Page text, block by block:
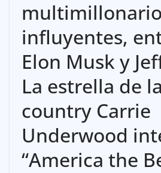
influyentes,
Elon Musk y
La estrella de
country Carrie
Underwood
“America the